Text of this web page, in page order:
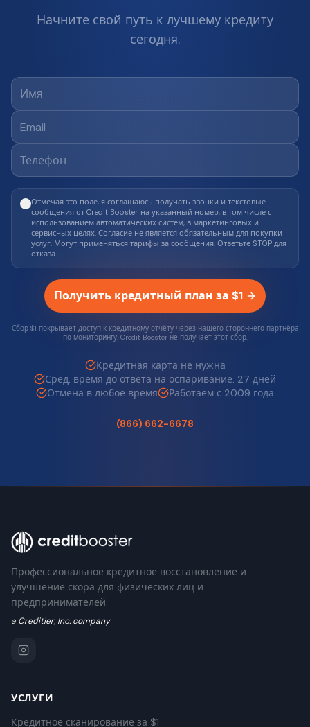
Начните свой путь к лучшему кредиту
сегодня.
Отмечая это поле, я соглашаюсь получать звонки и текстовые
сообщения от Credit Booster на указанный номер, в том числе с
использованием автоматических систем, в маркетинговых и
сервисных целях. Согласие не является обязательным для покупки
услуг. Могут применяться тарифы за сообщения. Ответьте STOP для
отказа.
Получить кредитный план за $1
Сбор $1 покрывает доступ к кредитному отчёту через нашего стороннего партнёра
по мониторингу. Credit Booster не получает этот сбор.
Кредитная карта не нужна
Сред. время до ответа на оспаривание: 27 дней
Отмена в любое время
Работаем с 2009 года
(866) 662-6678
Профессиональное кредитное восстановление и
улучшение скора для физических лиц и
предпринимателей.
a Creditier, Inc. company
УСЛУГИ
Кредитное сканирование за $1